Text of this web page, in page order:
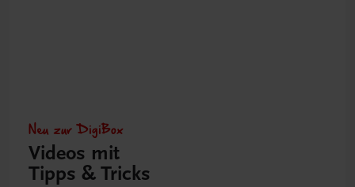
Neu zur DigiBox
Videos mit
Tipps & Tricks